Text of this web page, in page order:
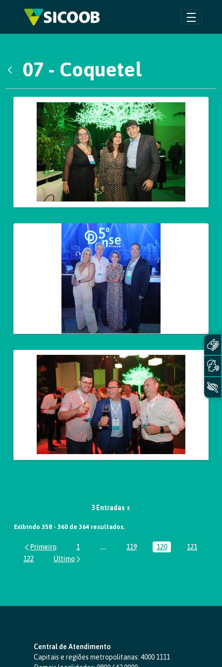
Pular para o Conteúdo principal
07 - Coquetel
Galeria de Mídias
3 Entradas
Exibindo 358 - 360 de 364 resultados.
Página
1 ...Páginas intermediárias Usar ABA
Página
119 Página
120 Página
121
Página
122
Central de Atendimento
Capitais e regiões metropolitanas: 4000 1111